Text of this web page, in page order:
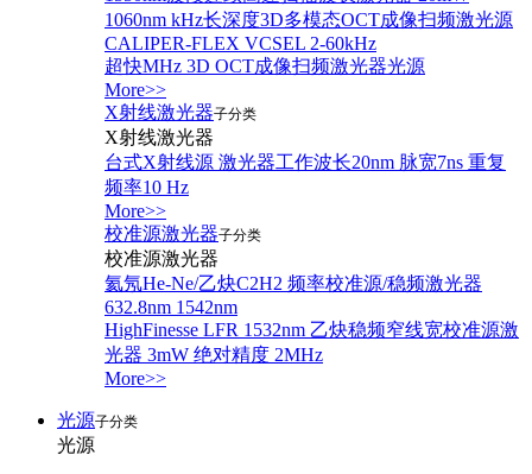
1060nm kHz长深度3D多模态OCT成像扫频激光源
CALIPER-FLEX VCSEL 2-60kHz
超快MHz 3D OCT成像扫频激光器光源
More>>
X射线激光器子分类
X射线激光器
台式X射线源 激光器工作波长20nm 脉宽7ns 重复
频率10 Hz
More>>
校准源激光器子分类
校准源激光器
氦氖He-Ne/乙炔C2H2 频率校准源/稳频激光器
632.8nm 1542nm
HighFinesse LFR 1532nm 乙炔稳频窄线宽校准源激
光器 3mW 绝对精度 2MHz
More>>
光源子分类
光源